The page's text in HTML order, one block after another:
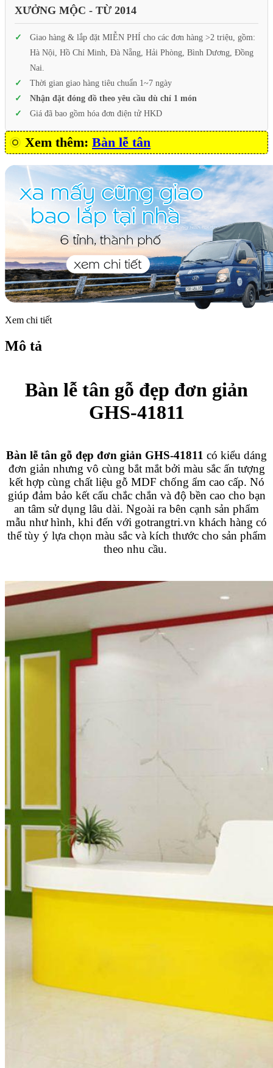
XƯỞNG MỘC - TỪ 2014
Giao hàng & lắp đặt MIỄN PHÍ cho các đơn hàng >2 triệu, gồm:
Hà Nội, Hồ Chí Minh, Đà Nẵng, Hải Phòng, Bình Dương, Đồng
Nai.
Thời gian giao hàng tiêu chuẩn 1~7 ngày
Nhận đặt đóng đồ theo yêu cầu dù chỉ 1 món
Giá đã bao gồm hóa đơn điện tử HKD
Xem thêm: Bàn lễ tân
Xem chi tiết
Mô tả
Bàn lễ tân gỗ đẹp đơn giản
GHS-41811
Bàn lễ tân gỗ đẹp đơn giản GHS-41811 có kiểu dáng
đơn giản nhưng vô cùng bắt mắt bởi màu sắc ấn tượng
kết hợp cùng chất liệu gỗ MDF chống ẩm cao cấp. Nó
giúp đảm bảo kết cấu chắc chắn và độ bền cao cho bạn
an tâm sử dụng lâu dài. Ngoài ra bên cạnh sản phẩm
mẫu như hình, khi đến với gotrangtri.vn khách hàng có
thể tùy ý lựa chọn màu sắc và kích thước cho sản phẩm
theo nhu cầu.